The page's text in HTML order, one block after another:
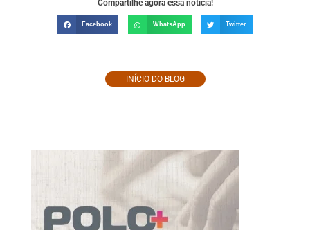
Compartilhe agora essa notícia!
Facebook WhatsApp Twitter
INÍCIO DO BLOG